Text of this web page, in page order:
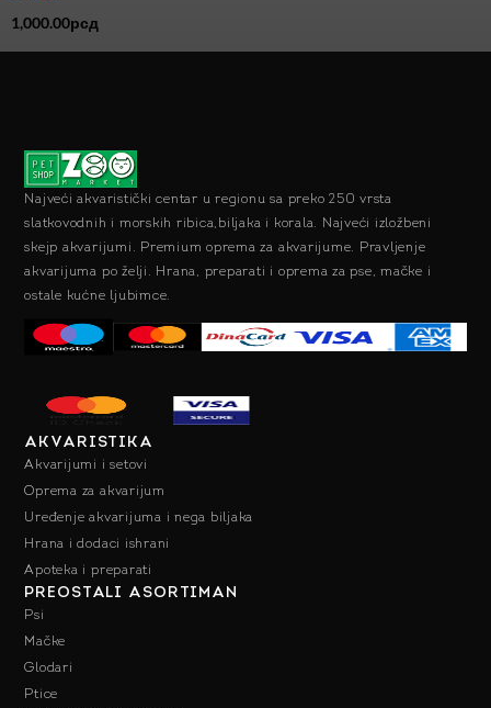
1,000.00рсд
Najveći akvaristički centar u regionu sa preko 250 vrsta
slatkovodnih i morskih ribica,biljaka i korala. Najveći izložbeni
skejp akvarijumi. Premium oprema za akvarijume. Pravljenje
akvarijuma po želji. Hrana, preparati i oprema za pse, mačke i
ostale kućne ljubimce.
AKVARISTIKA
Akvarijumi i setovi
Oprema za akvarijum
Uređenje akvarijuma i nega biljaka
Hrana i dodaci ishrani
Apoteka i preparati
PREOSTALI ASORTIMAN
Psi
Mačke
Glodari
Ptice